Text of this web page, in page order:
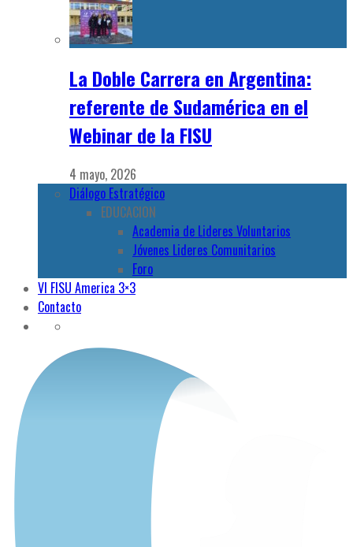
La Doble Carrera en Argentina:
referente de Sudamérica en el
Webinar de la FISU
4 mayo, 2026
Diálogo Estratégico
EDUCACION
Academia de Lideres Voluntarios
Jóvenes Lideres Comunitarios
Foro
VI FISU America 3×3
Contacto